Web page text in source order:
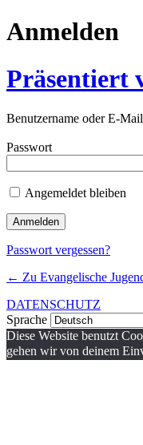
Anmelden
Präsentiert
Benutzername oder E-
Passwort
Angemeldet bleiben
Passwort vergessen?
← Zu Evangelische
DATENSCHUTZ
Sprache
Diese Website benutzt
gehen wir von deinem